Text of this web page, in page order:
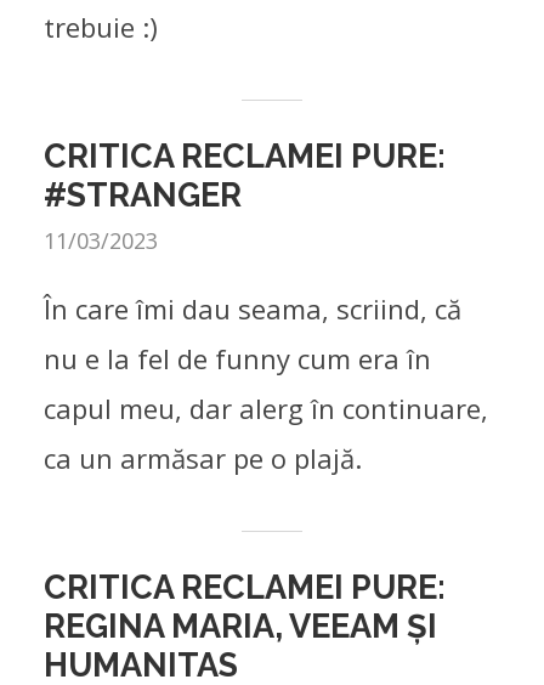
trebuie :)
CRITICA RECLAMEI PURE:
#STRANGER
11/03/2023
În care îmi dau seama, scriind, că
nu e la fel de funny cum era în
capul meu, dar alerg în continuare,
ca un armăsar pe o plajă.
CRITICA RECLAMEI PURE:
REGINA MARIA, VEEAM ȘI
HUMANITAS